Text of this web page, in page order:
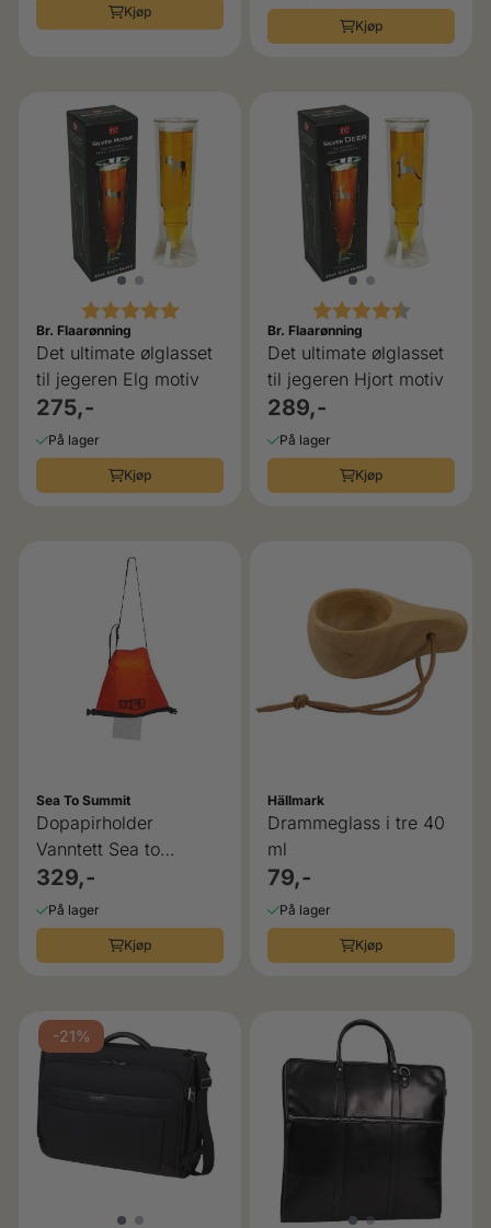
Kjøp
Kjøp
Karakter: 5.0 av 5 mulige
Br. Flaarønning
Det ultimate ølglasset
til jegeren Elg motiv
275,-
På lager
Kjøp
Karakter:
Br. Flaarønning
Det ultimate ølglasset
til jegeren Hjort motiv
289,-
På lager
Kjøp
Sea To Summit
Dopapirholder
Vanntett Sea to
Summit
329,-
På lager
Kjøp
Hällmark
Drammeglass i tre 40
ml
79,-
På lager
Kjøp
-21%